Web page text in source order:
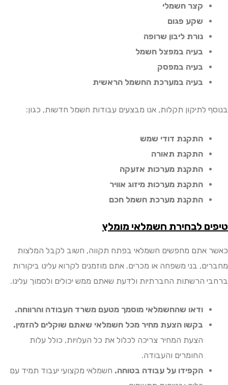
קצר חשמלי
שקע פגום
נורת ליבון שרופה
בעיה במפצל חשמל
בעיה במפסק
בעיה במערכת החשמל הראשית
לתיקון תקלות, אנו מבצעים עבודות חשמל חדשות, כגון:
התקנת דודי שמש
התקנת תאורה
התקנת מערכות אזעקה
התקנת מערכות מיזוג אוויר
התקנת מערכת חשמל חכם
לבחירת חשמלאי מומלץ
אתם מחפשים חשמלאי בפתח תקווה, חשוב לקבל המלצות
בני משפחה או מכרים. אתם מוזמנים לקרוא עלינו ביקורות
הרשתות החברתיות ולדעת שאתם ממש יכולים ולסמוך עלינו.
ודאו שהחשמלאי מוסמך מטעם משרד העבודה והרווחה.
בקשו הצעת מחיר מכל חשמלאי שאתם שוקלים להזמין.
הצעת המחיר צריכה לכלול את כל העלויות, כולל עלות
החומרים והעבודה.
הקפידו על עבודה בטוחה.חשמלאי מקצועי יעבוד תמיד עם